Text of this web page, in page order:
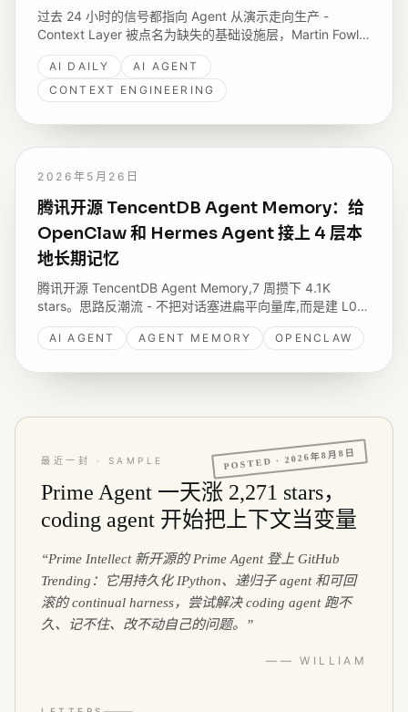
过去 24 小时的信号都指向 Agent 从演示走向生产 -
Context Layer 被点名为缺失的基础设施层，Martin Fowler
网站主张用 DSL 约束 LLM 输出，而 Codex 半年内用户从
70 万涨到 700 万。
AI DAILY
AI AGENT
CONTEXT ENGINEERING
2026年5月26日
腾讯开源 TencentDB Agent Memory：给
OpenClaw 和 Hermes Agent 接上 4 层本
地长期记忆
腾讯开源 TencentDB Agent Memory,7 周攒下 4.1K
stars。思路反潮流 - 不把对话塞进扁平向量库,而是建 L0
对话到 L3 画像的语义金字塔,短期任务用 Mermaid 图替代
工具日志;PersonaMem 准确率从 48% 升到 76%。
AI AGENT AGENT MEMORY OPENCLAW
POSTED ·2026年8月8日
最近一封 · SAMPLE
Prime Agent 一天涨 2,271 stars，
coding agent 开始把上下文当变量
“Prime Intellect 新开源的 Prime Agent 登上 GitHub
Trending：它用持久化 IPython、递归子 agent 和可回
滚的 continual harness，尝试解决 coding agent 跑不
久、记不住、改不动自己的问题。
”
—— WILLIAM